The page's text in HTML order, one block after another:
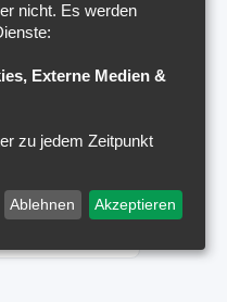
sindUTC+02:00
nicht. Es werden
Externe Medien &
zu jedem Zeitpunkt
Ablehnen Akzeptieren